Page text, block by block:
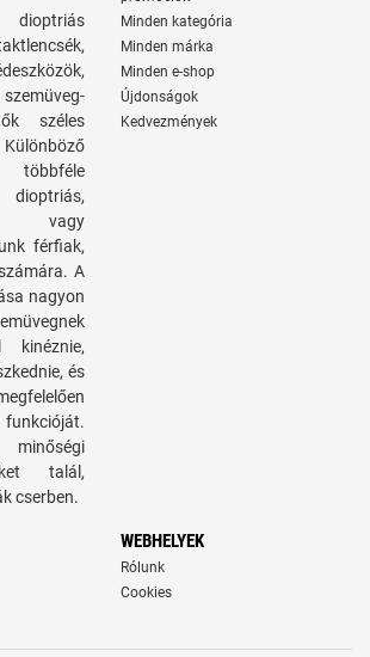
széles
többféle
vagy
férfiak,
A
nagyon
és
minőségi
talál,
cserben.
Minden kategória
Minden márka
Minden e-shop
Újdonságok
Kedvezmények
WEBHELYEK
Rólunk
Cookies